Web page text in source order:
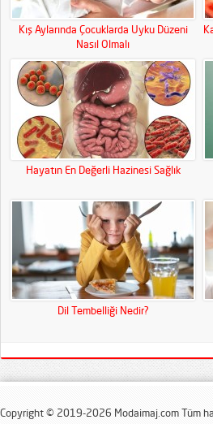
Kış Aylarında Çocuklarda Uyku Düzeni
Nasıl Olmalı
Hayatın En Değerli Hazinesi Sağlık
Dil Tembelliği Nedir?
Copyright © 2019-2026 Modaimaj.com Tüm